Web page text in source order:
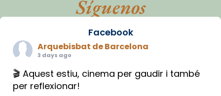
Síguenos
Facebook
Arquebisbat de Barcelona
3 days ago
🎬 Aquest estiu, cinema per gaudir i també
per reflexionar!